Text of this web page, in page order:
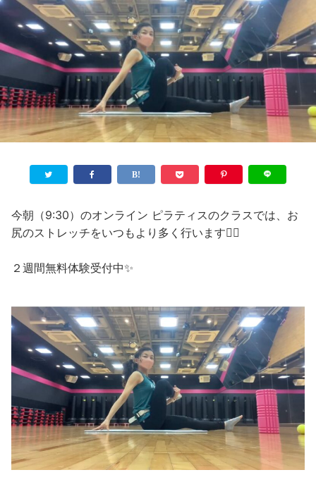
今朝（9:30）のオンライン ピラティスのクラスでは、お
尻のストレッチをいつもより多く行います🧘‍♀️
２週間無料体験受付中✨